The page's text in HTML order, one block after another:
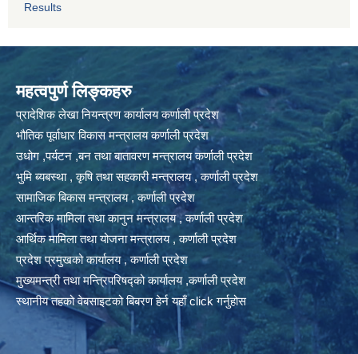
Results
महत्वपुर्ण लिङ्कहरु
प्रादेशिक लेखा नियन्त्रण कार्यालय कर्णाली प्रदेश
भौतिक पूर्वाधार विकास मन्त्रालय कर्णाली प्रदेश
उधोग ,पर्यटन ,बन तथा बातावरण मन्त्रालय कर्णाली प्रदेश
भुमि ब्यबस्था , कृषि तथा सहकारी मन्त्रालय , कर्णाली प्रदेश
सामाजिक बिकास मन्त्रालय , कर्णाली प्रदेश
आन्तरिक मामिला तथा कानुन मन्त्रालय , कर्णाली प्रदेश
आर्थिक मामिला तथा योजना मन्त्रालय , कर्णाली प्रदेश
प्रदेश प्रमुखको कार्यालय , कर्णाली प्रदेश
मुख्यमन्त्री तथा मन्त्रिपरिषद्को कार्यालय ,कर्णाली प्रदेश
स्थानीय तहको वेबसाइटको बिबरण हेर्न यहाँ click गर्नुहोस